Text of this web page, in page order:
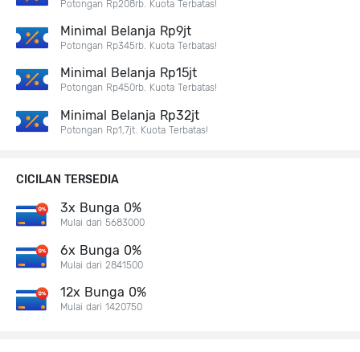
Potongan Rp208rb. Kuota Terbatas!
Minimal Belanja Rp9jt
Potongan Rp345rb. Kuota Terbatas!
Minimal Belanja Rp15jt
Potongan Rp450rb. Kuota Terbatas!
Minimal Belanja Rp32jt
Potongan Rp1,7jt. Kuota Terbatas!
CICILAN TERSEDIA
3x Bunga 0%
Mulai dari 5683000
6x Bunga 0%
Mulai dari 2841500
12x Bunga 0%
Mulai dari 1420750